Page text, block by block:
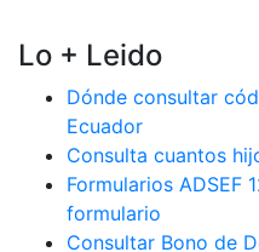
Lo + Leido
Dónde consultar
Ecuador
Consulta cuantos
Formularios ADSEF
formulario
Consultar Bono de